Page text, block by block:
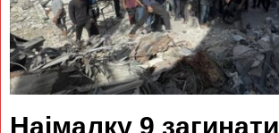
Најмалку 9 загинати